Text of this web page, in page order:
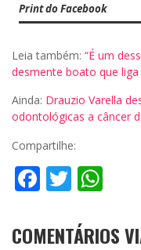
Print do Facebook
Leia também: “É um
desmente boato que
Ainda: Drauzio Varella
odontológicas a câncer
Compartilhe:
Facebook
Twitter
COMENTÁRIOS